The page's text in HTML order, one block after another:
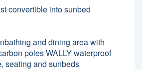
convertible into sunbed
and dining area with
poles WALLY waterproof
seating and sunbeds